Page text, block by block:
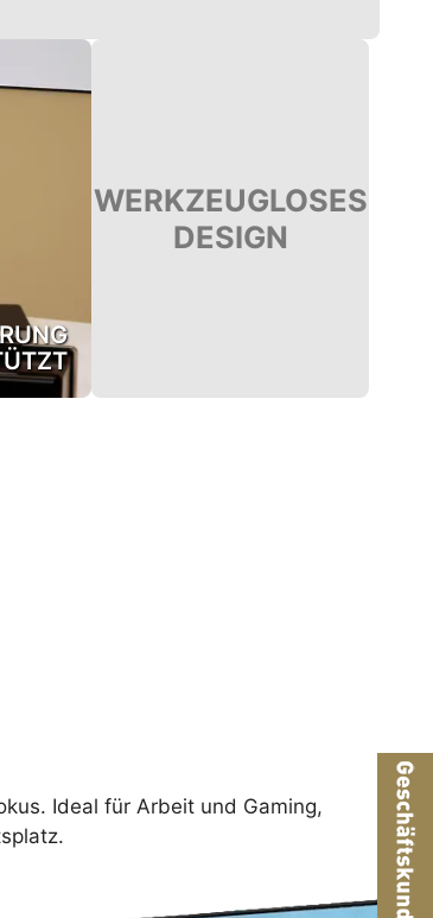
WERKZEUGLOSES
DESIGN
Ideal für Arbeit und Gaming,